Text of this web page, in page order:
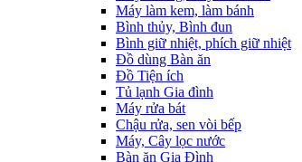
Máy làm kem, làm bánh
Bình thủy, Bình đun
Bình giữ nhiệt, phích giữ nhiệt
Đồ dùng Bàn ăn
Đồ Tiện ích
Tủ lạnh Gia đình
Máy rửa bát
Chậu rửa, sen vòi bếp
Máy, Cây lọc nước
Bàn ăn Gia Đình